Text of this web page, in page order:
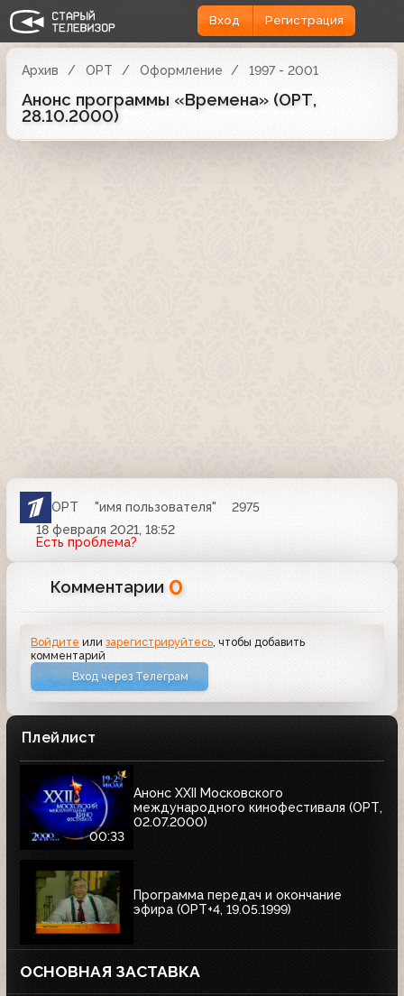
Вход Регистрация
Архив ОРТ Оформление 1997 - 2001
Анонс программы «Времена» (ОРТ,
28.10.2000)
ОРТ "имя пользователя"
2975
18 февраля 2021, 18:52
Есть проблема?
Комментарии 0
Войдите илизарегистрируйтесь , чтобы добавить
комментарий
Вход через Телеграм
Плейлист
00:33
Анонс XXII Московского
международного кинофестиваля (ОРТ,
02.07.2000)
Программа передач и окончание
эфира (ОРТ+4, 19.05.1999)
ОСНОВНАЯ ЗАСТАВКА